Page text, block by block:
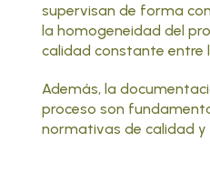
supervisan de forma
la homogeneidad del
calidad constante entre
Además, la
proceso son
normativas de calidad